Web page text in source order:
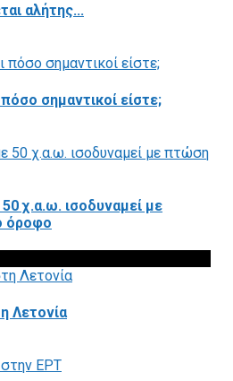
αλήτης...
σημαντικοί είστε;
χ.α.ω. ισοδυναμεί με
όροφο
Λετονία